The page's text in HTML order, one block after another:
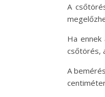
A
Ha
csőtörés,
A